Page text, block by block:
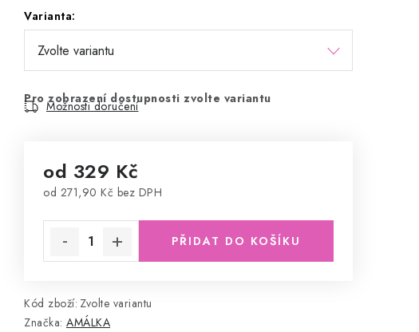
Varianta:
Pro zobrazení dostupnosti zvolte variantu
Možnosti doručení
od 329 Kč
od 271,90 Kč bez DPH
PŘIDAT DO KOŠÍKU
Kód zboží: Zvolte variantu
Značka: AMÁLKA